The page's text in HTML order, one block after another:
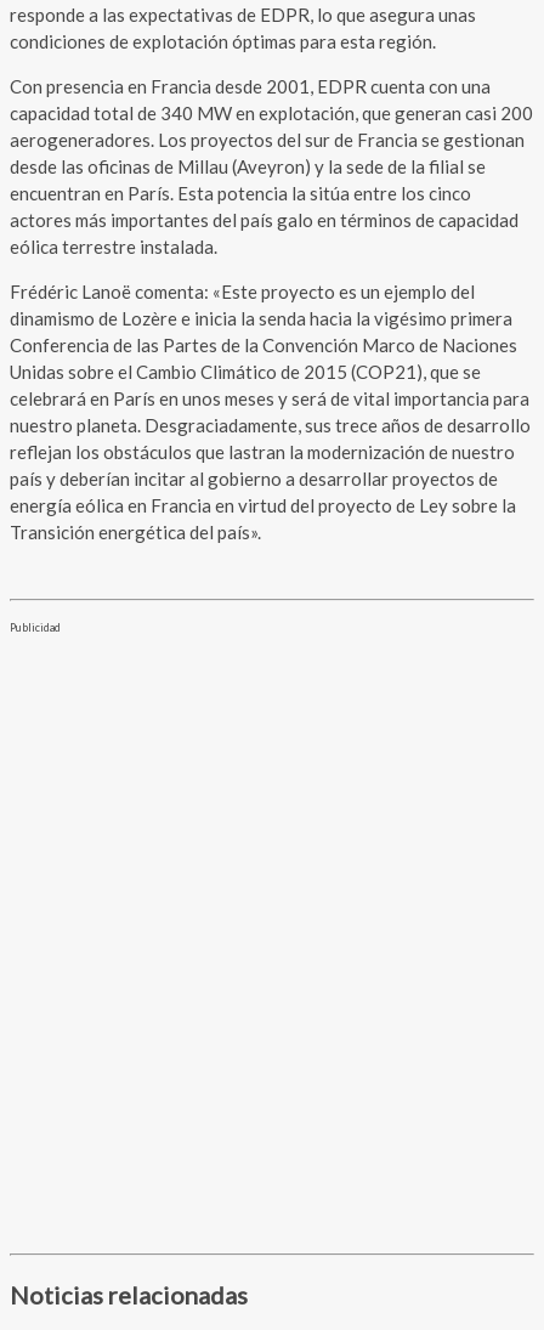
responde a las expectativas de EDPR, lo que asegura unas
condiciones de explotación óptimas para esta región.
Con presencia en Francia desde 2001, EDPR cuenta con una
capacidad total de 340 MW en explotación, que generan casi 200
aerogeneradores. Los proyectos del sur de Francia se gestionan
desde las oficinas de Millau (Aveyron) y la sede de la filial se
encuentran en París. Esta potencia la sitúa entre los cinco
actores más importantes del país galo en términos de capacidad
eólica terrestre instalada.
Frédéric Lanoë comenta: «Este proyecto es un ejemplo del
dinamismo de Lozère e inicia la senda hacia la vigésimo primera
Conferencia de las Partes de la Convención Marco de Naciones
Unidas sobre el Cambio Climático de 2015 (COP21), que se
celebrará en París en unos meses y será de vital importancia para
nuestro planeta. Desgraciadamente, sus trece años de desarrollo
reflejan los obstáculos que lastran la modernización de nuestro
país y deberían incitar al gobierno a desarrollar proyectos de
energía eólica en Francia en virtud del proyecto de Ley sobre la
Transición energética del país».
Publicidad
Noticias relacionadas